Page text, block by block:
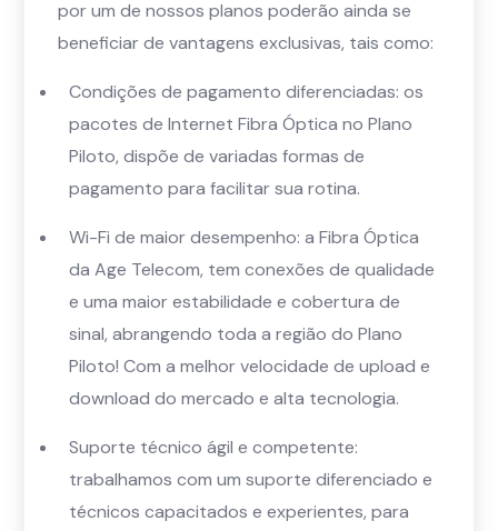
por um de nossos planos poderão ainda se
beneficiar de vantagens exclusivas, tais como:
Condições de pagamento diferenciadas: os
pacotes de Internet Fibra Óptica no Plano
Piloto, dispõe de variadas formas de
pagamento para facilitar sua rotina.
Wi-Fi de maior desempenho: a Fibra Óptica
da Age Telecom, tem conexões de qualidade
e uma maior estabilidade e cobertura de
sinal, abrangendo toda a região do Plano
Piloto! Com a melhor velocidade de upload e
download do mercado e alta tecnologia.
Suporte técnico ágil e competente:
trabalhamos com um suporte diferenciado e
técnicos capacitados e experientes, para